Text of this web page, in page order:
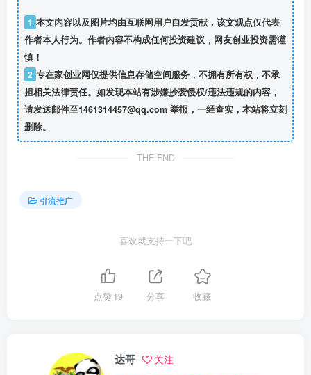
1 本文内容以及图片均由互联网用户自发贡献，该文观点仅代表
作者本人行为。作者内容不构成任何投资建议，网友创业投资需谨
慎！
2 专在家创业网仅提供信息存储空间服务，不拥有所有权，不承
担相关法律责任。如发现本站有涉嫌抄袭侵权/违法违规的内容，
请发送邮件至1461314457@qq.com 举报，一经查实，本站将立刻
删除。
THE END
引流推广
喜欢就支持一下吧
点赞19 分享 收藏
达哥 关注